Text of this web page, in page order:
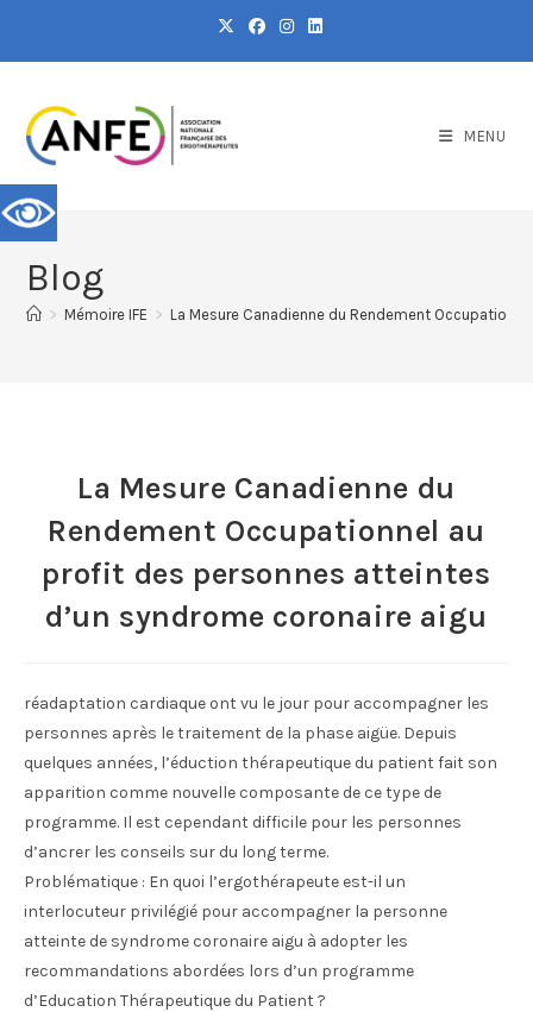
MENU
Blog
> Mémoire IFE > La Mesure Canadienne du Rendement
La Mesure Canadienne du
Rendement Occupationnel au
profit des personnes atteintes
d’un syndrome coronaire aigu
réadaptation cardiaque ont vu le jour pour accompagner les
personnes après le traitement de la phase aigüe. Depuis
quelques années, l’éduction thérapeutique du patient fait son
apparition comme nouvelle composante de ce type de
programme. Il est cependant difficile pour les personnes
d’ancrer les conseils sur du long terme.
Problématique : En quoi l’ergothérapeute est-il un
interlocuteur privilégié pour accompagner la personne
atteinte de syndrome coronaire aigu à adopter les
recommandations abordées lors d’un programme
d’Education Thérapeutique du Patient ?